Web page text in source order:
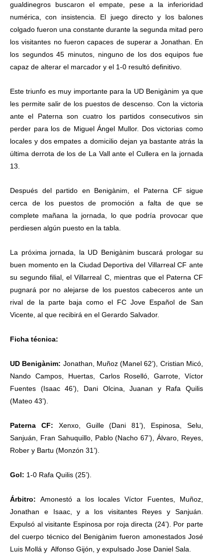
gualdinegros buscaron el empate, pese a la inferioridad
numérica, con insistencia. El juego directo y los balones
colgado fueron una constante durante la segunda mitad pero
los visitantes no fueron capaces de superar a Jonathan. En
los segundos 45 minutos, ninguno de los dos equipos fue
capaz de alterar el marcador y el 1-0 resultó definitivo.
Este triunfo es muy importante para la UD Benigànim ya que
les permite salir de los puestos de descenso. Con la victoria
ante el Paterna son cuatro los partidos consecutivos sin
perder para los de Miguel Ángel Mullor. Dos victorias como
locales y dos empates a domicilio dejan ya bastante atrás la
última derrota de los de La Vall ante el Cullera en la jornada
13.
Después del partido en Benigànim, el Paterna CF sigue
cerca de los puestos de promoción a falta de que se
complete mañana la jornada, lo que podría provocar que
perdiesen algún puesto en la tabla.
La próxima jornada, la UD Benigànim buscará prologar su
buen momento en la Ciudad Deportiva del Villarreal CF ante
su segundo filial, el Villarreal C, mientras que el Paterna CF
pugnará por no alejarse de los puestos cabeceros ante un
rival de la parte baja como el FC Jove Español de San
Vicente, al que recibirá en el Gerardo Salvador.
Ficha técnica:
UD Benigànim: Jonathan, Muñoz (Manel 62’), Cristian Micó,
Nando Campos, Huertas, Carlos Roselló, Garrote, Víctor
Fuentes (Isaac 46’), Dani Olcina, Juanan y Rafa Quilis
(Mateo 43’).
Paterna CF: Xenxo, Guille (Dani 81’), Espinosa, Selu,
Sanjuán, Fran Sahuquillo, Pablo (Nacho 67’), Álvaro, Reyes,
Rober y Bartu (Monzón 31’).
Gol: 1-0 Rafa Quilis (25’).
Árbitro: Amonestó a los locales Víctor Fuentes, Muñoz,
Jonathan e Isaac, y a los visitantes Reyes y Sanjuán.
Expulsó al visitante Espinosa por roja directa (24’). Por parte
del cuerpo técnico del Benigànim fueron amonestados José
Luis Mollá y Alfonso Gijón, y expulsado Jose Daniel Sala.